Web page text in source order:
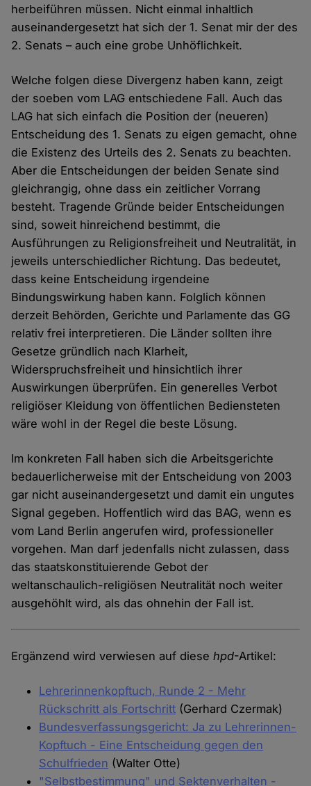
herbeiführen müssen. Nicht einmal inhaltlich
auseinandergesetzt hat sich der 1. Senat mir der des
2. Senats – auch eine grobe Unhöflichkeit.
Welche folgen diese Divergenz haben kann, zeigt
der soeben vom LAG entschiedene Fall. Auch das
LAG hat sich einfach die Position der (neueren)
Entscheidung des 1. Senats zu eigen gemacht, ohne
die Existenz des Urteils des 2. Senats zu beachten.
Aber die Entscheidungen der beiden Senate sind
gleichrangig, ohne dass ein zeitlicher Vorrang
besteht. Tragende Gründe beider Entscheidungen
sind, soweit hinreichend bestimmt, die
Ausführungen zu Religionsfreiheit und Neutralität, in
jeweils unterschiedlicher Richtung. Das bedeutet,
dass keine Entscheidung irgendeine
Bindungswirkung haben kann. Folglich können
derzeit Behörden, Gerichte und Parlamente das GG
relativ frei interpretieren. Die Länder sollten ihre
Gesetze gründlich nach Klarheit,
Widerspruchsfreiheit und hinsichtlich ihrer
Auswirkungen überprüfen. Ein generelles Verbot
religiöser Kleidung von öffentlichen Bediensteten
wäre wohl in der Regel die beste Lösung.
Im konkreten Fall haben sich die Arbeitsgerichte
bedauerlicherweise mit der Entscheidung von 2003
gar nicht auseinandergesetzt und damit ein ungutes
Signal gegeben. Hoffentlich wird das BAG, wenn es
vom Land Berlin angerufen wird, professioneller
vorgehen. Man darf jedenfalls nicht zulassen, dass
das staatskonstituierende Gebot der
weltanschaulich-religiösen Neutralität noch weiter
ausgehöhlt wird, als das ohnehin der Fall ist.
Ergänzend wird verwiesen auf diesehpd-Artikel:
Lehrerinnenkopftuch, Runde 2 - Mehr
Rückschritt als Fortschritt (Gerhard Czermak)
Bundesverfassungsgericht: Ja zu Lehrerinnen-
Kopftuch - Eine Entscheidung gegen den
Schulfrieden (Walter Otte)
"Selbstbestimmung" und Sektenverhalten -